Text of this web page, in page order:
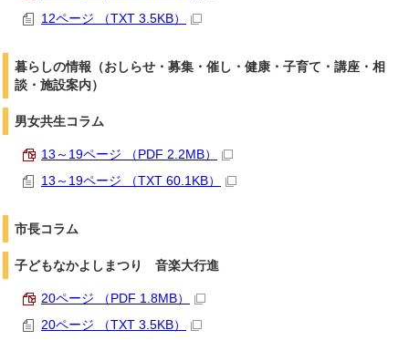
12ページ （TXT 3.5KB）
暮らしの情報（おしらせ・募集・催し・健康・子育て・講座・相
談・施設案内）
男女共生コラム
13～19ページ （PDF 2.2MB）
13～19ページ （TXT 60.1KB）
市長コラム
子どもなかよしまつり 音楽大行進
20ページ （PDF 1.8MB）
20ページ （TXT 3.5KB）